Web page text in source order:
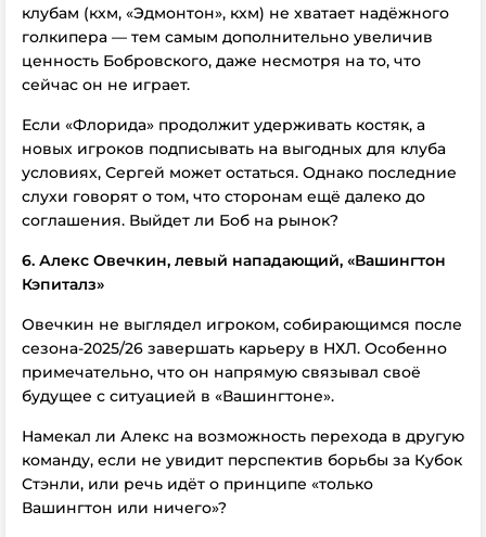
клубам (кхм, «Эдмонтон», кхм) не хватает надёжного
голкипера — тем самым дополнительно увеличив
ценность Бобровского, даже несмотря на то, что
сейчас он не играет.
Если «Флорида» продолжит удерживать костяк, а
новых игроков подписывать на выгодных для клуба
условиях, Сергей может остаться. Однако последние
слухи говорят о том, что сторонам ещё далеко до
соглашения. Выйдет ли Боб на рынок?
6. Алекс Овечкин, левый нападающий, «Вашингтон
Кэпиталз»
Овечкин не выглядел игроком, собирающимся после
сезона-2025/26 завершать карьеру в НХЛ. Особенно
примечательно, что он напрямую связывал своё
будущее с ситуацией в «Вашингтоне».
Намекал ли Алекс на возможность перехода в другую
команду, если не увидит перспектив борьбы за Кубок
Стэнли, или речь идёт о принципе «только
Вашингтон или ничего»?